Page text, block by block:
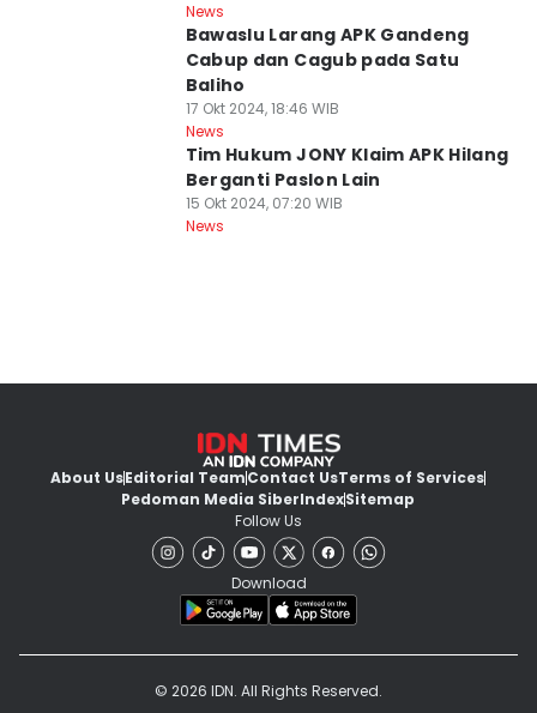
News
Bawaslu Larang APK Gandeng
Cabup dan Cagub pada Satu
Baliho
17 Okt 2024, 18:46 WIB
News
Tim Hukum JONY Klaim APK Hilang
Berganti Paslon Lain
15 Okt 2024, 07:20 WIB
News
About UsEditorial TeamContact UsTerms of Services
Pedoman Media SiberIndexSitemap
Follow Us
Download
© 2026 IDN. All Rights Reserved.